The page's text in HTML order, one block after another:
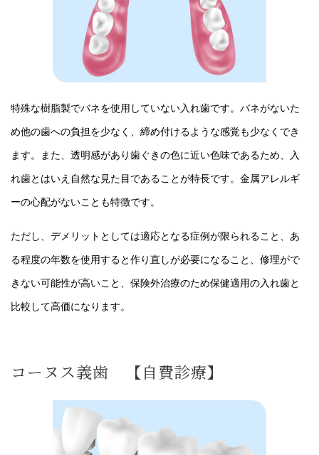
特殊な樹脂製でバネを使用していない入れ歯です。バネがないた
め他の歯への負担を少なく、締め付けるような感覚も少なくでき
ます。また、透明感があり歯ぐきの色に近い色味であるため、入
れ歯とはいえ自然な見た目であることが特長です。金属アレルギ
ーの心配がないことも特徴です。
ただし、デメリットとしては適応となる症例が限られること、あ
る程度の年数を使用すると作り直しが必要になること、修理がで
きない可能性が高いこと、保険外治療のため保健適用の入れ歯と
比較して高価になります。
コーヌス義歯 【自費診療】